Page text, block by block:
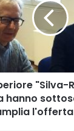
"Silva-
hanno